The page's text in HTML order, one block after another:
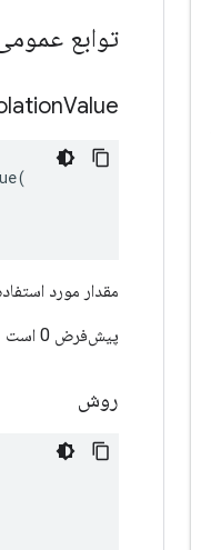
توابع
Value
مقدار مورد
پیش‌فرض 0 است
روش